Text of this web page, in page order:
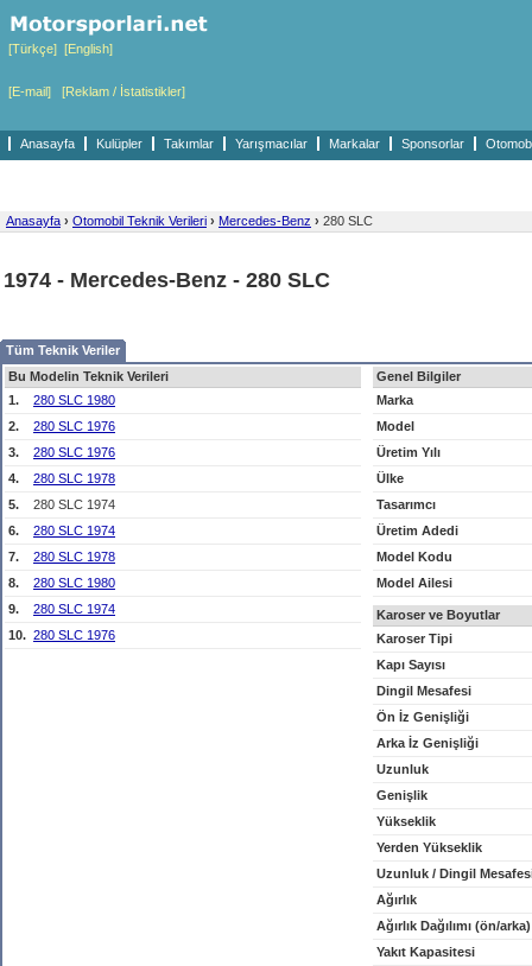
[Türkçe] [English]
[E-mail] [Reklam / İstatistikler]
Anasayfa Kulüpler Takımlar Yarışmacılar Markalar Sponsorlar
Anasayfa › Otomobil Teknik Verileri › Mercedes-Benz › 280 SLC
1974 - Mercedes-Benz - 280 SLC
Tüm Teknik Veriler
Bu Modelin Teknik Verileri
1.
280 SLC 1980
2.
280 SLC 1976
3.
280 SLC 1976
4.
280 SLC 1978
5.
280 SLC 1974
6.
280 SLC 1974
7.
280 SLC 1978
8.
280 SLC 1980
9.
280 SLC 1974
10. 280 SLC 1976
Genel Bilgiler
Marka
Model
Üretim Yılı
Ülke
Tasarımcı
Üretim Adedi
Model Kodu
Model Ailesi
Karoser ve Boyutlar
Karoser Tipi
Kapı Sayısı
Dingil Mesafesi
Ön İz Genişliği
Arka İz Genişliği
Uzunluk
Genişlik
Yükseklik
Yerden Yükseklik
Uzunluk / Dingil
Ağırlık
Ağırlık Dağılımı (ön/arka)
Yakıt Kapasitesi